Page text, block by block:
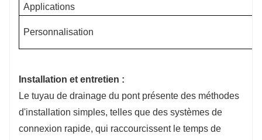
Applications
Personnalisation
Installation et entretien :
Le tuyau de drainage du pont présente des méthodes
d'installation simples, telles que des systèmes de
connexion rapide, qui raccourcissent le temps de